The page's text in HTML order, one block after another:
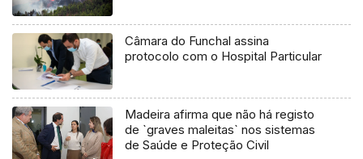
Câmara do Funchal assina
protocolo com o Hospital Particular
Madeira afirma que não há registo
de `graves maleitas` nos sistemas
de Saúde e Proteção Civil